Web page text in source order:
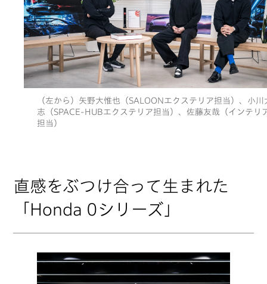
（左から）矢野大惟也（SALOONエクステリア担当）、小川
志（SPACE-HUBエクステリア担当）、佐藤友哉（インテリ
担当）
直感をぶつけ合って生まれた
「Honda 0シリーズ」